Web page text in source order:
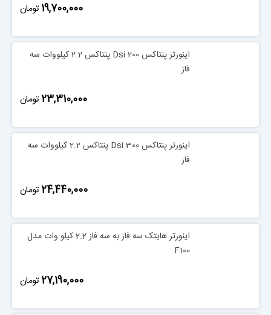
‎19,700,000تومان
اینورتر پنتاکس Dsi 200 پنتاکس 2.2 کیلووات سه
فاز
‎23,310,000تومان
اینورتر پنتاکس Dsi 300 پنتاکس 2.2 کیلووات سه
فاز
‎24,440,000تومان
اینورتر هایتک سه فاز به سه فاز 2.2 کیلو وات مدل
F100
‎27,190,000تومان